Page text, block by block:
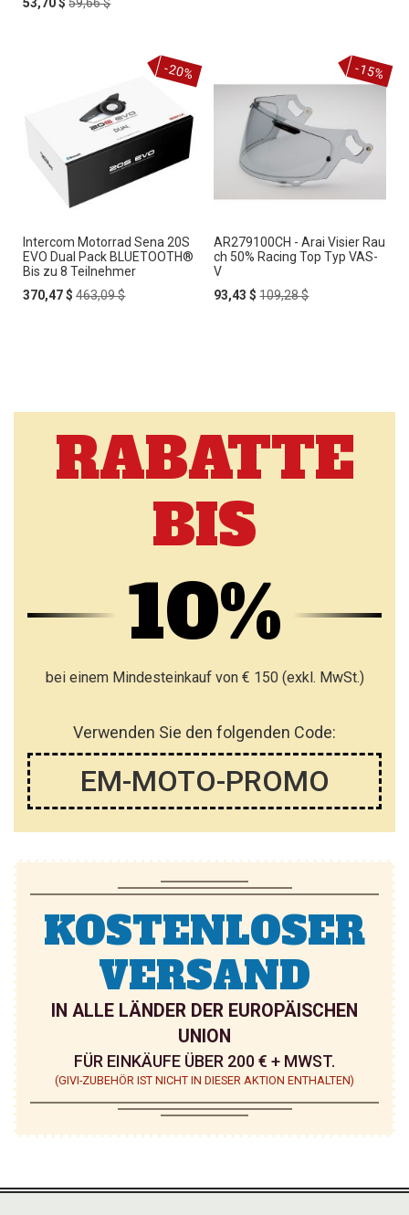
Intercom Motorrad Sena 20S
EVO Dual Pack BLUETOOTH®
Bis zu 8 Teilnehmer
Special
370,47 $ Regular
463,09 $
-20%
AR279100CH - Arai Visier Rau
ch 50% Racing Top Typ VAS-
V
Special
93,43 $ Regular
109,28 $
-15%
RABATTE
BIS
10%
bei einem Mindesteinkauf von € 150 (exkl. MwSt.)
Verwenden Sie den folgenden Code:
EM-MOTO-PROMO
KOSTENLOSER
VERSAND
IN ALLE LÄNDER DER EUROPÄISCHEN
UNION
FÜR EINKÄUFE ÜBER 200 € + MWST.
(GIVI-ZUBEHÖR IST NICHT IN DIESER AKTION ENTHALTEN)